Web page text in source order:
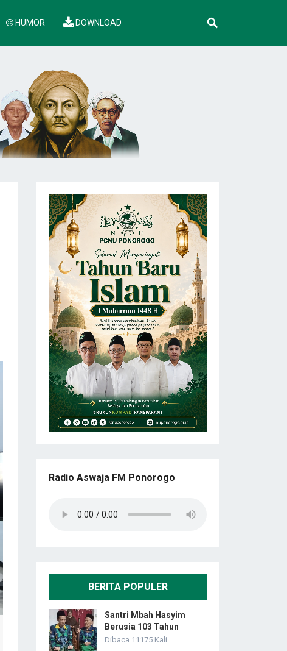
HUMOR DOWNLOAD
Radio Aswaja FM Ponorogo
BERITA POPULER
Santri Mbah Hasyim
Berusia 103 Tahun
Dibaca 11175 Kali